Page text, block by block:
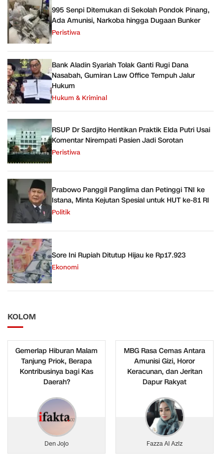
995 Senpi Ditemukan di Sekolah Pondok Pinang,
Ada Amunisi, Narkoba hingga Dugaan Bunker
Peristiwa
Bank Aladin Syariah Tolak Ganti Rugi Dana
Nasabah, Gumiran Law Office Tempuh Jalur
Hukum
Hukum & Kriminal
RSUP Dr Sardjito Hentikan Praktik Elda Putri Usai
Komentar Nirempati Pasien Jadi Sorotan
Peristiwa
Prabowo Panggil Panglima dan Petinggi TNI ke
Istana, Minta Kejutan Spesial untuk HUT ke-81 RI
Politik
Sore Ini Rupiah Ditutup Hijau ke Rp17.923
Ekonomi
KOLOM
Gemerlap Hiburan Malam
Tanjung Priok, Berapa
Kontribusinya bagi Kas
Daerah?
Den Jojo
MBG Rasa Cemas Antara
Amunisi Gizi, Horor
Keracunan, dan Jeritan
Dapur Rakyat
Fazza Al Aziz